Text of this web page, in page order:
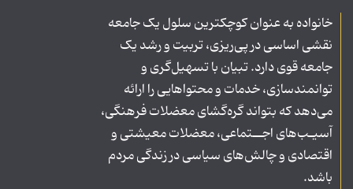
خانواده به عنوان کوچکترین سلول یک جامعه
نقشی اساسی در پی‌ریزی، تربیت و رشد یک
جامعه قوی دارد. تبیان با تسهیل‌گری و
توانمندسازی، خدمات و محتواهایی را ارائه
می‌دهد که بتواند گره‌گشای معضلات فرهنگی،
آسیـب‌های اجــتماعی، معضلات معیشتی و
اقتصادی و چالش‌های سیاسی در زندگی مردم
باشد.